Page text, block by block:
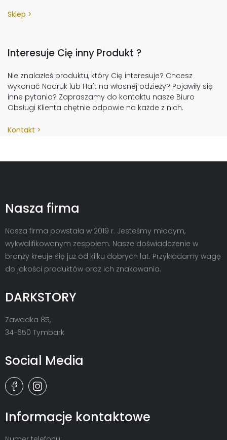
Sklep
Interesuje Cię inny Produkt ?
Nie znalazłeś produktu, który Cię interesuje? Chcesz
wykonać Nadruk lub Haft na własnej odzieży? Pojawiły się
inne pytania? Zapraszamy do kontaktu nasze Biuro
Obsługi Klienta chętnie odpowie na każde z nich.
Kontakt
Nasza firma
Nasza firma powstała w 2019 r. Jesteśmy młodym,
wykwalifikowanym zespołem. Nasze doświadczenie w
branży kreuje się już od kilku dobrych lat. Przykładamy wagę
do jakości produktów oraz ich znakowania.
DARKSTORY
Zawadka 85,
34-650 Tymbark
Social Media
Informacje kontaktowe